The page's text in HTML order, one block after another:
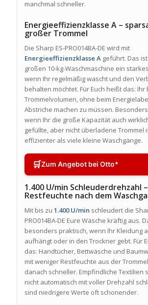
manchmal schneller.
Energieeffizienzklasse A –
großer Trommel
Die Sharp ES-PRO014BA-DE wird mit
Energieeffizienzklasse Ageführt. Das
großen 10-kg-Waschmaschine ein
wenn Ihr regelmäßig wascht und den
behalten möchtet. Für Euch heißt das: Ihr
Trommelvolumen, ohne beim
Abstriche machen zu müssen.
wenn Ihr die große Kapazität auch
gefüllte, aber nicht überladene Trommel
effizienter als viele kleine Waschgänge.
🛒Zum Angebot bei Otto*
1.400 U/min Schleuderdrehzahl
Restfeuchte nach dem
Mit bis zu 1.400 U/min schleudert die
PRO014BA-DE Eure Wäsche kräftig aus.
besonders praktisch, wenn Ihr Kleidung
aufhängt oder in den Trockner gebt. Für
das: Handtücher, Bettwäsche und
mit weniger Restfeuchte aus der
danach schneller. Empfindliche Textilien
nicht automatisch mit voller Drehzahl
sind niedrigere Werte oft schonender.